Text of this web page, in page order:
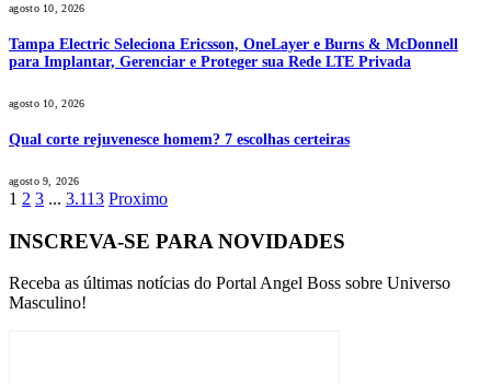
agosto 10, 2026
Tampa Electric Seleciona Ericsson, OneLayer e Burns & McDonnell
para Implantar, Gerenciar e Proteger sua Rede LTE Privada
agosto 10, 2026
Qual corte rejuvenesce homem? 7 escolhas certeiras
agosto 9, 2026
1 2 3 ... 3.113 Proximo
INSCREVA-SE PARA NOVIDADES
Receba as últimas notícias do Portal Angel Boss sobre Universo
Masculino!